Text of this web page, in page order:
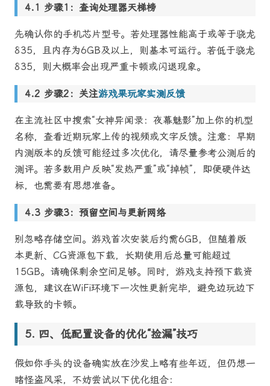
步骤1：查询处理器天梯榜
先确认你的手机芯片型号。若处理器性能高于或等于骁龙
835，且内存为6GB及以上，则基本可运行。若低于骁龙
835，则大概率会出现严重卡顿或闪退现象。
步骤2：关注游戏果玩家实测反馈
在主流社区中搜索“女神异闻录：夜幕魅影”加上你的机型
名称，查看近期玩家上传的视频或文字反馈。注意：早期
内测版本的反馈可能经过多次优化，请尽量参考公测后的
测评。若多数用户反映“发热严重”或“掉帧”，即便硬件达
标，也需要有思想准备。
步骤3：预留空间与更新网络
别忽略存储空间。游戏首次安装后约需6GB，但随着版
本更新、CG资源包下载，长期使用后总量可能超过
15GB。请确保剩余空间足够。同时，游戏支持预下载资
源包，建议在WiFi环境下一次性更新完毕，避免边玩边下
载导致的卡顿。
四、低配置设备的优化“捡漏”技巧
假如你手头的设备确实放在沙发上略有些年迈，但仍想一
睹怪盗风采，不妨尝试以下优化组合：